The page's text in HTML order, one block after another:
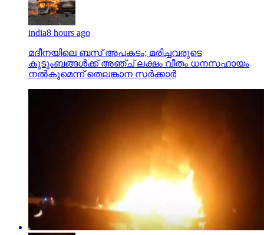
india8 hours ago
മദീനയിലെ ബസ് അപകടം; മരിച്ചവരുടെ
കുടുംബങ്ങള്‍ക്ക് അഞ്ച് ലക്ഷം വീതം ധനസഹായം
നല്‍കുമെന്ന് തെലങ്കാന സര്‍ക്കാര്‍